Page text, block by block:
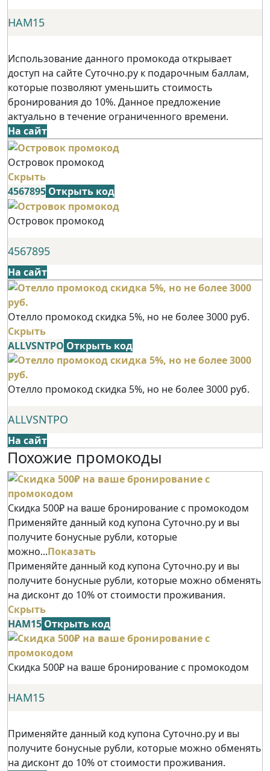
НАМ15
Использование данного промокода открывает
доступ на сайте Суточно.ру к подарочным баллам,
которые позволяют уменьшить стоимость
бронирования до 10%. Данное предложение
актуально в течение ограниченного времени.
На сайт
Островок промокод
Скрыть
4567895 Открыть код
Островок промокод
4567895
На сайт
Отелло промокод скидка 5%, но не более 3000 руб.
Скрыть
ALLVSNTPO Открыть код
Отелло промокод скидка 5%, но не более 3000 руб.
ALLVSNTPO
На сайт
Похожие промокоды
Скидка 500₽ на ваше бронирование с промокодом
Применяйте данный код купона Суточно.ру и вы
получите бонусные рубли, которые
можно...Показать
Применяйте данный код купона Суточно.ру и вы
получите бонусные рубли, которые можно обменять
на дисконт до 10% от стоимости проживания.
Скрыть
НАМ15 Открыть код
Скидка 500₽ на ваше бронирование с промокодом
НАМ15
Применяйте данный код купона Суточно.ру и вы
получите бонусные рубли, которые можно обменять
на дисконт до 10% от стоимости проживания.